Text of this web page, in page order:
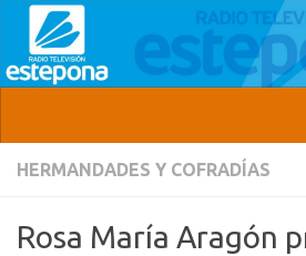
HERMANDADES Y COFRADÍAS
Rosa María Aragón